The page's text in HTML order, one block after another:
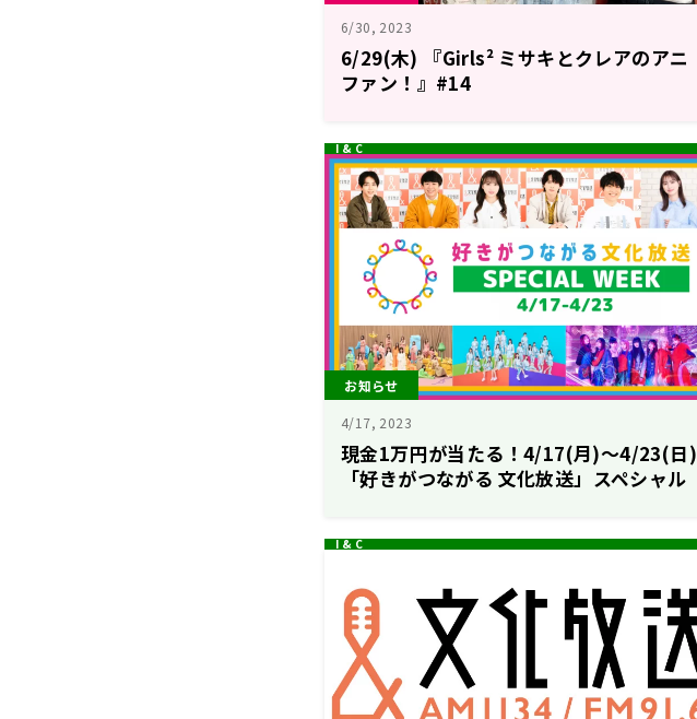
6/30, 2023
6/29(木) 『Girls² ミサキとクレアのアニ
ファン！』#14
お知らせ
4/17, 2023
現金1万円が当たる！4/17(月)〜4/23(日)
「好きがつながる 文化放送」スペシャル